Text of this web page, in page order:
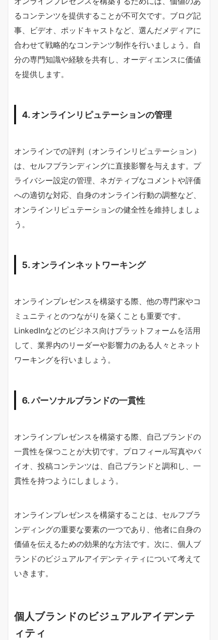
るコンテンツを提供することが不可欠です。ブログ記
事、ビデオ、ポッドキャストなど、選んだメディアに
合わせて戦略的なコンテンツ制作を行いましょう。自
分の専門知識や経験を共有し、オーディエンスに価値
を提供します。
4. オンラインリピュテーションの管理
オンラインでの評判（オンラインリピュテーション）
は、セルフブランディングに直接影響を与えます。プ
ライバシー設定の管理、ネガティブなコメントや評価
への適切な対応、自身のオンライン行動の調整など、
オンラインリピュテーションの健全性を維持しましょ
う。
5. オンラインネットワーキング
オンラインプレゼンスを構築する際、他の専門家やコ
ミュニティとのつながりを築くことも重要です。
LinkedInなどのビジネス向けプラットフォームを活用
して、業界内のリーダーや影響力のある人々とネット
ワーキングを行いましょう。
6. パーソナルブランドの一貫性
オンラインプレゼンスを構築する際、自己ブランドの
一貫性を保つことが大切です。プロフィール写真やバ
イオ、投稿コンテンツは、自己ブランドと調和し、一
貫性を持つようにしましょう。
オンラインプレゼンスを構築することは、セルフブラ
ンディングの重要な要素の一つであり、他者に自身の
価値を伝えるための効果的な方法です。次に、個人ブ
ランドのビジュアルアイデンティティについて考えて
いきます。
個人ブランドのビジュアルアイデンテ
ィティ